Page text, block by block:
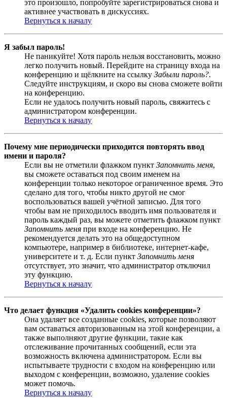
это произошло, попробуйте зарегистрироваться снова и
активнее участвовать в дискуссиях.
Вернуться к началу
Я забыл пароль!
Не паникуйте! Хотя пароль нельзя восстановить, можно
легко получить новый. Перейдите на страницу входа на
конференцию и щёлкните на ссылку Забыли пароль?.
Следуйте инструкциям, и скоро вы снова сможете войти
на конференцию.
Если не удалось получить новый пароль, свяжитесь с
администратором конференции.
Вернуться к началу
Почему мне периодически приходится повторять ввод
имени и пароля?
Если вы не отметили флажком пункт Запомнить меня,
вы сможете оставаться под своим именем на
конференции только некоторое ограниченное время. Это
сделано для того, чтобы никто другой не смог
воспользоваться вашей учётной записью. Для того
чтобы вам не приходилось вводить имя пользователя и
пароль каждый раз, вы можете отметить флажком пункт
Запомнить меня при входе на конференцию. Не
рекомендуется делать это на общедоступном
компьютере, например в библиотеке, интернет-кафе,
университете и т. д. Если пункт Запомнить меня
отсутствует, это значит, что администратор отключил
эту функцию.
Вернуться к началу
Что делает функция «Удалить cookies конференции»?
Она удаляет все созданные cookies, которые позволяют
вам оставаться авторизованным на этой конференции, а
также выполняют другие функции, такие как
отслеживание прочитанных сообщений, если эта
возможность включена администратором. Если вы
испытываете трудности с входом на конференцию или
выходом с конференции, возможно, удаление cookies
может помочь.
Вернуться к началу